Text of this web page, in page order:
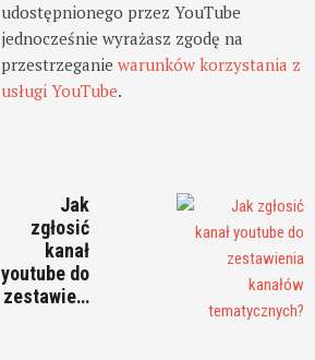
udostępnionego przez YouTube
jednocześnie wyrażasz zgodę na
przestrzeganiewarunków korzystania z
usługi YouTube.
Jak
zgłosić
kanał
youtube do
zestawie…